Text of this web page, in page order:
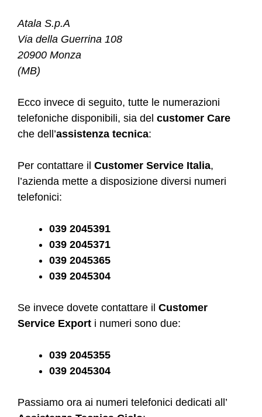
Atala S.p.A
Via della Guerrina 108
20900 Monza
(MB)
Ecco invece di seguito, tutte le numerazioni
telefoniche disponibili, sia del customer Care
che dell’assistenza tecnica:
Per contattare il Customer Service Italia,
l’azienda mette a disposizione diversi numeri
telefonici:
039 2045391
039 2045371
039 2045365
039 2045304
Se invece dovete contattare il Customer
Service Export i numeri sono due:
039 2045355
039 2045304
Passiamo ora ai numeri telefonici dedicati all’